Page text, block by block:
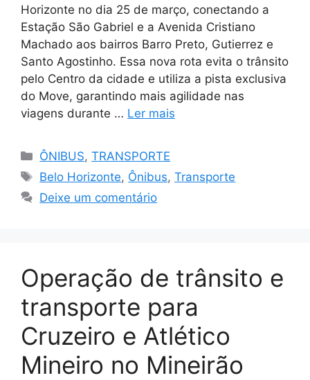
Horizonte no dia 25 de março, conectando a
Estação São Gabriel e a Avenida Cristiano
Machado aos bairros Barro Preto, Gutierrez e
Santo Agostinho. Essa nova rota evita o trânsito
pelo Centro da cidade e utiliza a pista exclusiva
do Move, garantindo mais agilidade nas
viagens durante … Ler mais
Categorias
ÔNIBUS,TRANSPORTE
Tags
Belo Horizonte, Ônibus,Transporte
Deixe um comentário
Operação de trânsito e
transporte para
Cruzeiro e Atlético
Mineiro no Mineirão